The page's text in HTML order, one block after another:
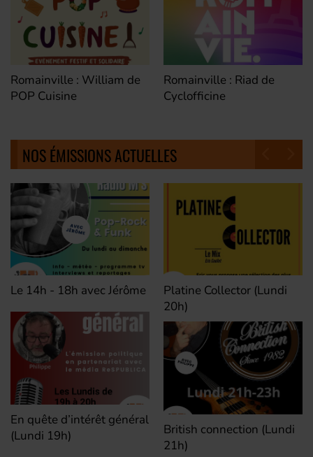
Romainville : William de
POP Cuisine
Romainville : Riad de
Cyclofficine
NOS ÉMISSIONS ACTUELLES
Le 14h - 18h avec Jérôme
En quête d’intérêt général
(Lundi 19h)
Platine Collector (Lundi
20h)
British connection (Lundi
21h)